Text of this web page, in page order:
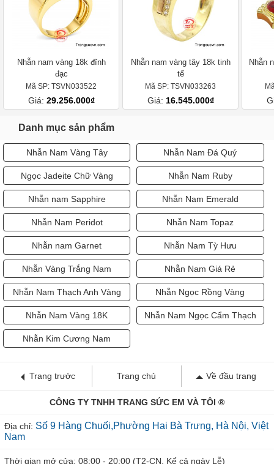
Nhẫn nam vàng 18k đĩnh
đạc
Mã SP: TSVN033522
Giá: 29.256.000₫
Nhẫn nam vàng tây 18k tinh
tế
Mã SP: TSVN033263
Giá: 16.545.000₫
Nhẫn
Danh mục sản phẩm
Nhẫn Nam Vàng Tây Nhẫn Nam Đá Quý
Ngọc Jadeite Chữ Vàng Nhẫn Nam Ruby
Nhẫn nam Sapphire Nhẫn Nam Emerald
Nhẫn Nam Peridot Nhẫn Nam Topaz
Nhẫn nam Garnet Nhẫn Nam Tỳ Hưu
Nhẫn Vàng Trắng Nam Nhẫn Nam Giá Rẻ
Nhẫn Nam Thạch Anh Vàng Nhẫn Ngọc Rồng Vàng
Nhẫn Nam Vàng 18K Nhẫn Nam Ngọc Cẩm Thạch
Nhẫn Kim Cương Nam
Trang trước Trang chủ Về đầu trang
CÔNG TY TNHH TRANG SỨC EM VÀ TÔI ®
Địa chỉ: Số 9 Hàng Chuối,Phường Hai Bà Trưng, Hà Nội, Việt
Nam
Thời gian mở cửa: 08:00 - 20:00 (T2-CN, Kể cả ngày Lễ)